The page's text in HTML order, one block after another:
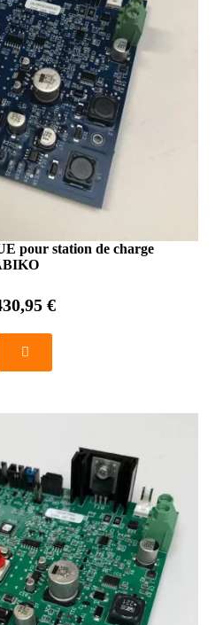
pour station de charge
€